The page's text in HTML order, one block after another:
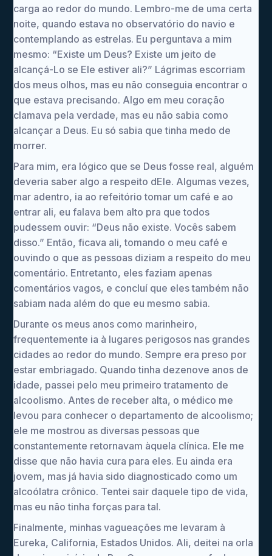
carga ao redor do mundo. Lembro-me de uma certa
noite, quando estava no observatório do navio e
contemplando as estrelas. Eu perguntava a mim
mesmo: “Existe um Deus? Existe um jeito de
alcançá-Lo se Ele estiver ali?” Lágrimas escorriam
dos meus olhos, mas eu não conseguia encontrar o
que estava precisando. Algo em meu coração
clamava pela verdade, mas eu não sabia como
alcançar a Deus. Eu só sabia que tinha medo de
morrer.
Para mim, era lógico que se Deus fosse real, alguém
deveria saber algo a respeito dEle. Algumas vezes,
mar adentro, ia ao refeitório tomar um café e ao
entrar ali, eu falava bem alto pra que todos
pudessem ouvir: “Deus não existe. Vocês sabem
disso.” Então, ficava ali, tomando o meu café e
ouvindo o que as pessoas diziam a respeito do meu
comentário. Entretanto, eles faziam apenas
comentários vagos, e concluí que eles também não
sabiam nada além do que eu mesmo sabia.
Durante os meus anos como marinheiro,
frequentemente ia à lugares perigosos nas grandes
cidades ao redor do mundo. Sempre era preso por
estar embriagado. Quando tinha dezenove anos de
idade, passei pelo meu primeiro tratamento de
alcoolismo. Antes de receber alta, o médico me
levou para conhecer o departamento de alcoolismo;
ele me mostrou as diversas pessoas que
constantemente retornavam àquela clínica. Ele me
disse que não havia cura para eles. Eu ainda era
jovem, mas já havia sido diagnosticado como um
alcoólatra crônico. Tentei sair daquele tipo de vida,
mas eu não tinha forças para tal.
Finalmente, minhas vagueações me levaram à
Eureka, California, Estados Unidos. Ali, deitei na orla